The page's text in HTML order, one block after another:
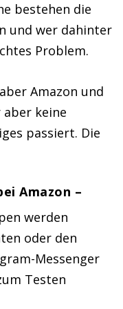
bestehen die
und wer dahinter
Problem.
Amazon und
keine
passiert. Die
Amazon –
werden
oder den
Messenger
Testen